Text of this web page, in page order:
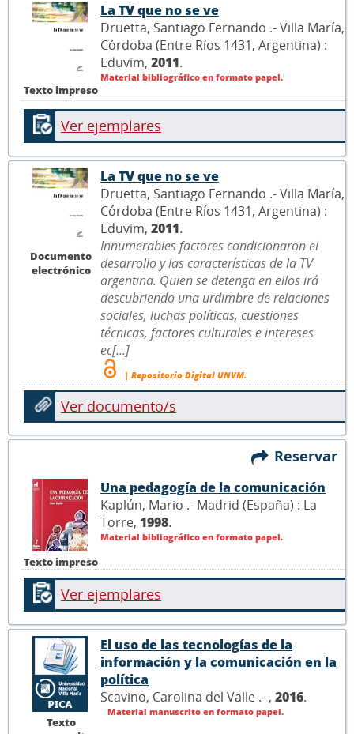
Texto impreso
La TV que no se ve
Druetta, Santiago Fernando .- Villa María,
Córdoba (Entre Ríos 1431, Argentina) :
Eduvim, 2011.
Material bibliográfico en formato papel.
Ver ejemplares
Documento
electrónico
La TV que no se ve
Druetta, Santiago Fernando .- Villa María,
Córdoba (Entre Ríos 1431, Argentina) :
Eduvim, 2011.
Innumerables factores condicionaron el
desarrollo y las características de la TV
argentina. Quien se detenga en ellos irá
descubriendo una urdimbre de relaciones
sociales, luchas políticas, cuestiones
técnicas, factores culturales e intereses
ec[...]
| Repositorio Digital UNVM.
Ver documento/s
Reservar
Texto impreso
Una pedagogía de la comunicación
Kaplún, Mario .- Madrid (España) : La
Torre, 1998.
Material bibliográfico en formato papel.
Ver ejemplares
Texto
El uso de las tecnologías de la
información y la comunicación en la
política
Scavino, Carolina del Valle .- , 2016.
Material manuscrito en formato papel.